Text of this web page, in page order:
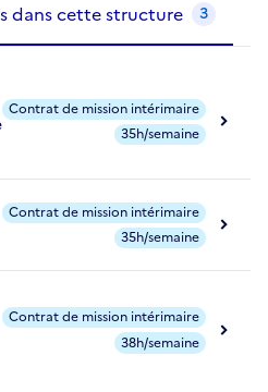
dans cette structure 3
Contrat de mission intérimaire
35h/semaine
Contrat de mission intérimaire
35h/semaine
Contrat de mission intérimaire
38h/semaine